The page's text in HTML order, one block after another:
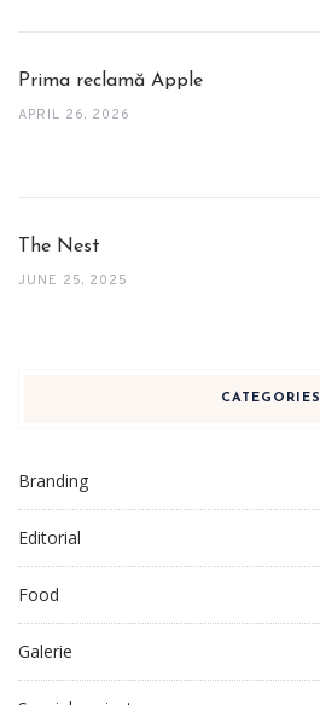
Prima reclamă Apple
APRIL 26, 2026
The Nest
JUNE 25, 2025
CATEGORIES
Branding
Editorial
Food
Galerie